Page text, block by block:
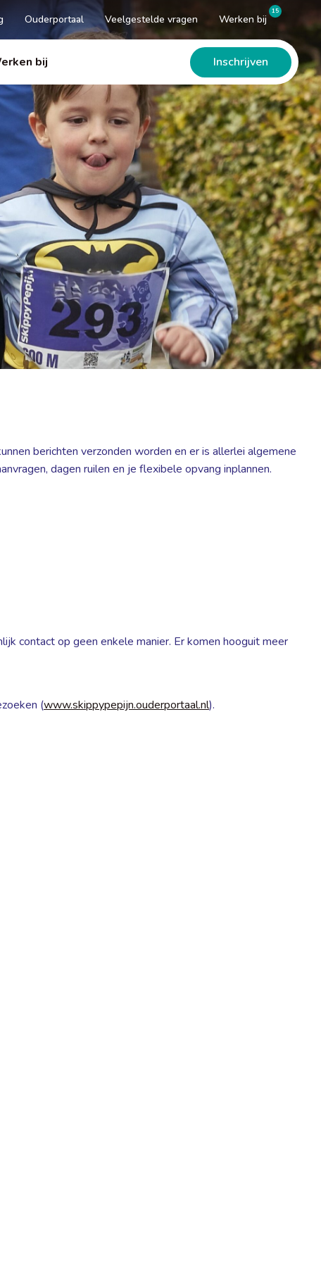
Ouderportaal Veelgestelde vragen Werken bij
15
bij Inschrijven
berichten verzonden worden en er is allerlei algemene
dagen ruilen en je flexibele opvang inplannen.
contact op geen enkele manier. Er komen hooguit meer
(www.skippypepijn.ouderportaal.nl).